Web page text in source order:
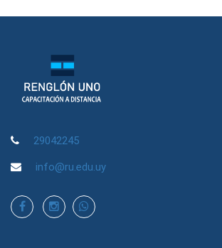
29042245
info@ru.edu.uy